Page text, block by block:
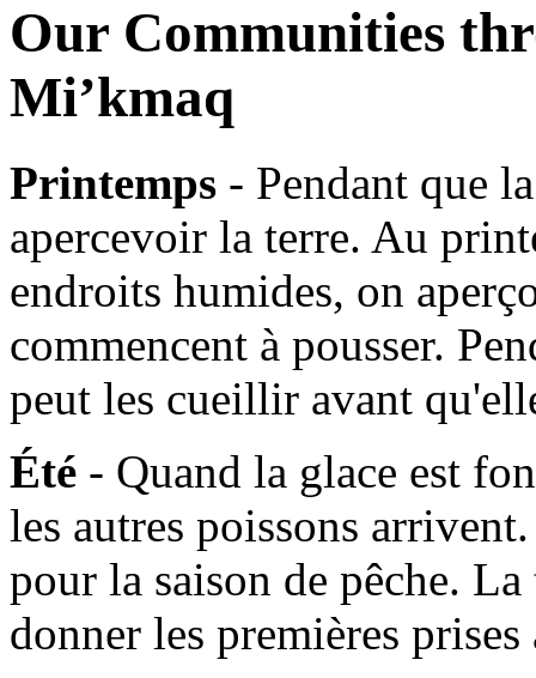
Our Communities
Mi’kmaq
Printemps - Pendant que
apercevoir la terre. Au
endroits humides, on
commencent à pousser.
peut les cueillir avant
Été - Quand la glace est
les autres poissons
pour la saison de pêche.
donner les premières